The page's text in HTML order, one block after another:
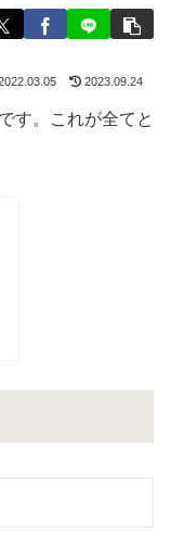
2023.09.24
す。これが全てと